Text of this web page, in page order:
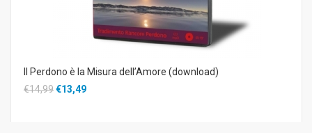
Il Perdono è la Misura dell’Amore (download)
€14,99€13,49